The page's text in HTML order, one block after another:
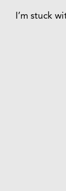
I’m stuck